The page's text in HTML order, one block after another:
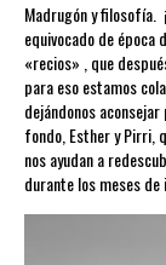
Madrugón y filosofía.
equivocado de época
«recios» , que
para eso estamos
dejándonos
fondo, Esther y Pirri,
nos ayudan a
durante los meses de